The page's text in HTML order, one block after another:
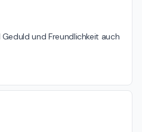
und Freundlichkeit auch